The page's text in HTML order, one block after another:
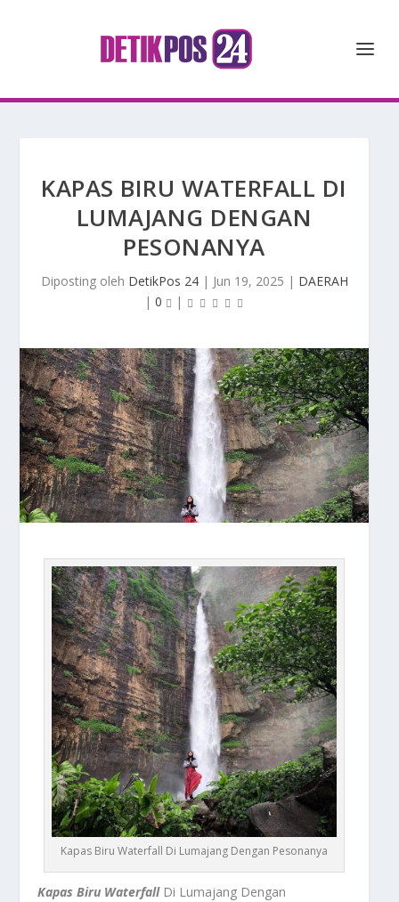
KAPAS BIRU WATERFALL DI
LUMAJANG DENGAN
PESONANYA
Diposting oleh DetikPos 24| Jun 19, 2025 | DAERAH
| 0 |
Kapas Biru Waterfall Di Lumajang Dengan Pesonanya
Kapas Biru WaterfallDi Lumajang Dengan